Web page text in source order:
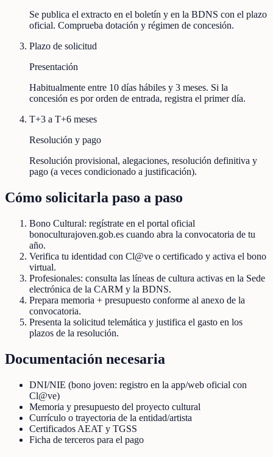
Se publica el extracto en el boletín y en la BDNS con el plazo
oficial. Comprueba dotación y régimen de concesión.
Plazo de solicitud
Presentación
Habitualmente entre 10 días hábiles y 3 meses. Si la
concesión es por orden de entrada, registra el primer día.
T+3 a T+6 meses
Resolución y pago
Resolución provisional, alegaciones, resolución definitiva y
pago (a veces condicionado a justificación).
Cómo solicitarla paso a paso
Bono Cultural: regístrate en el portal oficial
bonoculturajoven.gob.es cuando abra la convocatoria de tu
año.
Verifica tu identidad con Cl@ve o certificado y activa el bono
virtual.
Profesionales: consulta las líneas de cultura activas en la Sede
electrónica de la CARM y la BDNS.
Prepara memoria + presupuesto conforme al anexo de la
convocatoria.
Presenta la solicitud telemática y justifica el gasto en los
plazos de la resolución.
Documentación necesaria
DNI/NIE (bono joven: registro en la app/web oficial con
Cl@ve)
Memoria y presupuesto del proyecto cultural
Currículo o trayectoria de la entidad/artista
Certificados AEAT y TGSS
Ficha de terceros para el pago